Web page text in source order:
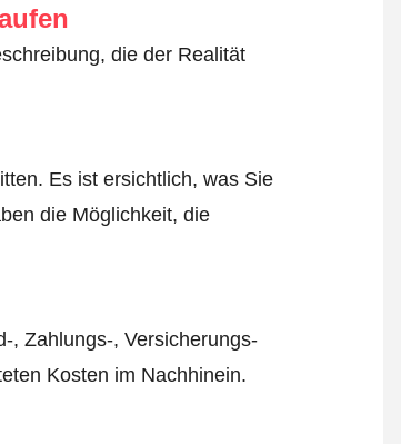
die der Realität
Es ist ersichtlich, was Sie
die Möglichkeit, die
, Zahlungs-, Versicherungs-
Kosten im Nachhinein.